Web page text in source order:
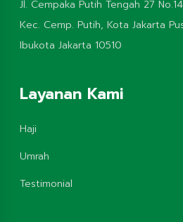
Jl. Cempaka Putih Tengah 27
Kec. Cemp. Putih, Kota Jakarta
Ibukota Jakarta 10510
Layanan Kami
Haji
Umrah
Testimonial